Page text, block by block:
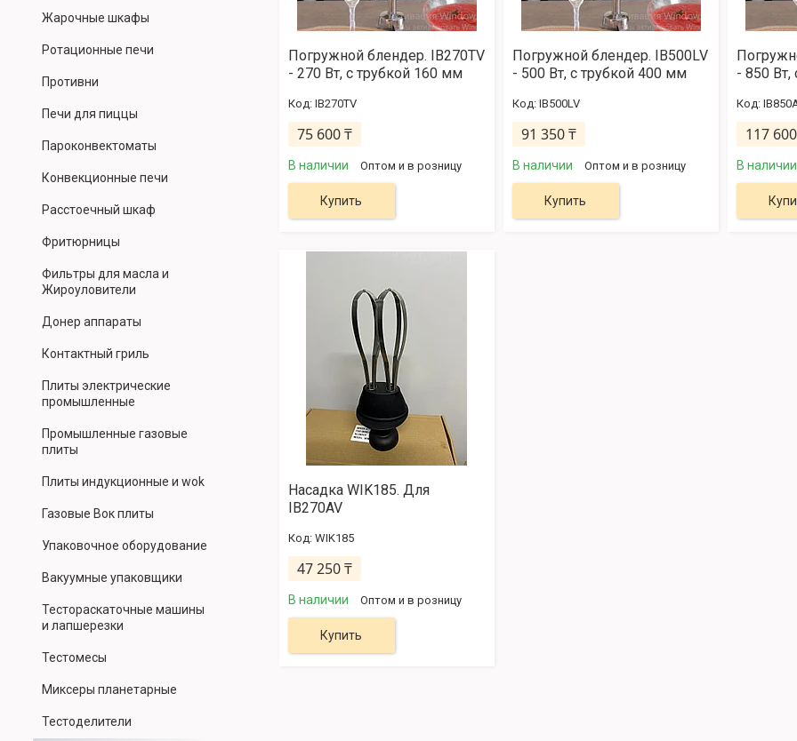
Жарочные шкафы
Ротационные печи
Противни
Печи для пиццы
Пароконвектоматы
Конвекционные печи
Расстоечный шкаф
Фритюрницы
Фильтры для масла и
Жироуловители
Донер аппараты
Контактный гриль
Плиты электрические
промышленные
Промышленные газовые
плиты
Плиты индукционные и wok
Газовые Вок плиты
Упаковочное оборудование
Вакуумные упаковщики
Тестораскаточные машины
и лапшерезки
Тестомесы
Миксеры планетарные
Тестоделители
Погружной блендер. IB270TV
- 270 Вт, с трубкой 160 мм
IB270TV
75 600 ₸
В наличии Оптом и в розницу
Купить
Погружной блендер. IB500LV
- 500 Вт, с трубкой 400 мм
IB500LV
91 350 ₸
В наличии Оптом и в розницу
Купить
- 850 Вт,
117
В наличии
Насадка WIK185. Для
IB270AV
WIK185
47 250 ₸
В наличии Оптом и в розницу
Купить